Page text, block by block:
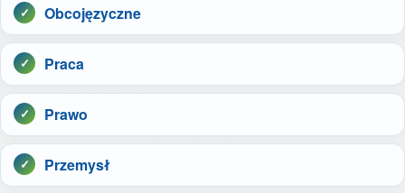
Obcojęzyczne
Praca
Prawo
Przemysł